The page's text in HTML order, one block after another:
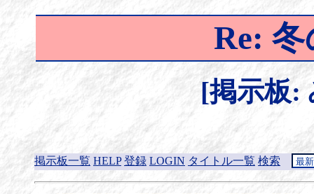
Re:
[掲示板:
掲示板一覧 HELP 登録 LOGIN タイトル一覧 検索